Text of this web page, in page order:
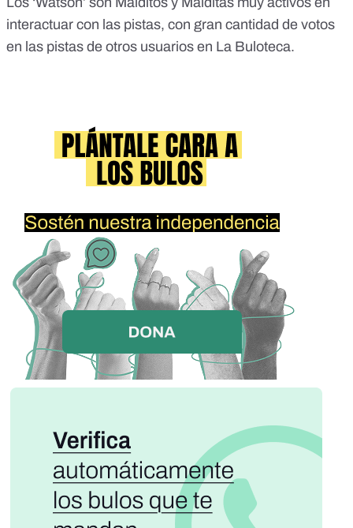
interactuar con las pistas, con gran cantidad de votos
en las pistas de otros usuarios en La Buloteca.